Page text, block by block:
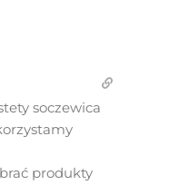
soczewica
produkty